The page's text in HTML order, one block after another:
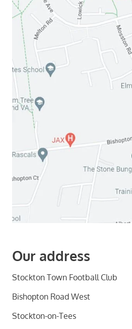
Our address
Stockton Town Football Club
Bishopton Road West
Stockton-on-Tees